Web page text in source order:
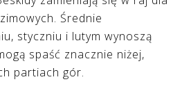
Średnie
styczniu i lutym wynoszą
spaść znacznie niżej,
partiach gór.